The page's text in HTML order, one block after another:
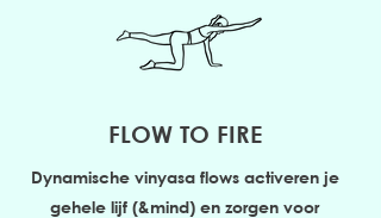
FLOW TO FIRE
Dynamische vinyasa flows activeren je
gehele lijf (&mind) en zorgen voor